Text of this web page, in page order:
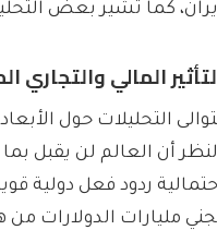
كما تشير بعض
المالي والتجاري
التحليلات حول
أن العالم لن يقبل
ردود فعل دولية
مليارات الدولارات من